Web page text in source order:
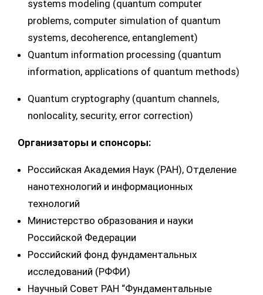
systems modeling (quantum computer
problems, computer simulation of quantum
systems, decoherence, entanglement)
Quantum information processing (quantum
information, applications of quantum methods)
Quantum cryptography (quantum channels,
nonlocality, security, error correction)
Организаторы и спонсоры:
Российская Академия Наук (РАН), Oтделение
нанотехнологий и информационных
технологий
Министерство образования и науки
Российской Федерации
Российский фонд фундаментальных
исследований (РФФИ)
Научный Совет РАН “Фундаментальные